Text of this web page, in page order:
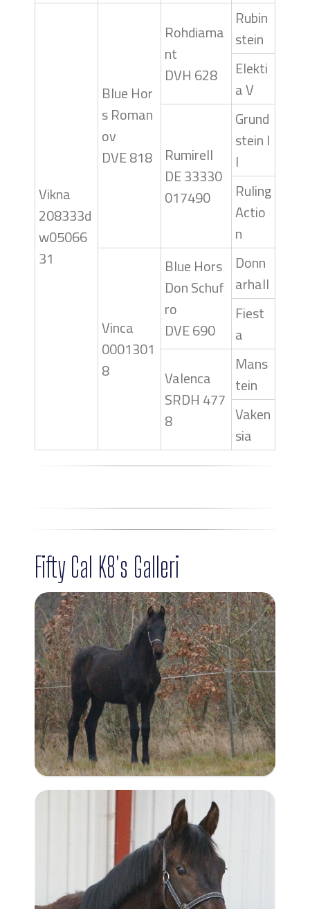
Vikna
208333d
w05066
31
Blue Hor
s Roman
ov
DVE 818
Rohdiama
nt
DVH 628
Rubin
stein
Elekti
a V
Rumirell
DE 33330
017490
Grund
stein I
I
Ruling
Actio
n
Vinca
0001301
8
Blue Hors
Don Schuf
ro
DVE 690
Donn
arhall
Fiest
a
Valenca
SRDH 477
8
Mans
tein
Vaken
sia
Fifty Cal K8's Galleri